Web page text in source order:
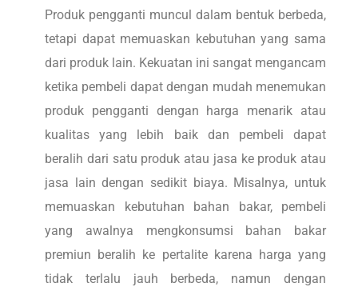
Produk pengganti muncul dalam bentuk berbeda,
tetapi dapat memuaskan kebutuhan yang sama
dari produk lain. Kekuatan ini sangat mengancam
ketika pembeli dapat dengan mudah menemukan
produk pengganti dengan harga menarik atau
kualitas yang lebih baik dan pembeli dapat
beralih dari satu produk atau jasa ke produk atau
jasa lain dengan sedikit biaya. Misalnya, untuk
memuaskan kebutuhan bahan bakar, pembeli
yang awalnya mengkonsumsi bahan bakar
premiun beralih ke pertalite karena harga yang
tidak terlalu jauh berbeda, namun dengan